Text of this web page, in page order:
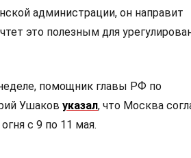
администрации, он направит
это полезным для
помощник главы РФ по
Ушаков указал, что Москва
с 9 по 11 мая.